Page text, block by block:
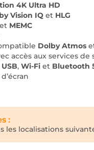
4K Ultra HD
Vision IQ et HLG
et MEMC
Dolby Atmos
accès aux services
USB, Wi-Fi et Bluetooth
:
les localisations